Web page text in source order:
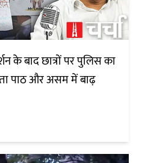
के बाद छात्रों पर पुलिस का
पाठ और असम में बाढ़